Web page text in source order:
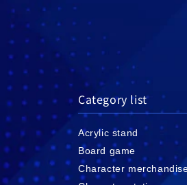
Category list
Acrylic stand
Board game
Character